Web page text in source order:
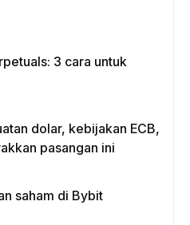
3 cara untuk
dolar, kebijakan ECB,
pasangan ini
saham di Bybit